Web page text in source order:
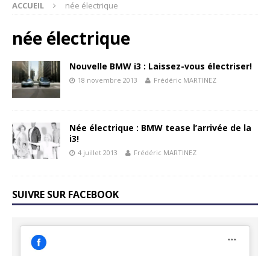
ACCUEIL née électrique
née électrique
Nouvelle BMW i3 : Laissez-vous électriser!
18 novembre 2013 Frédéric MARTINEZ
Née électrique : BMW tease l’arrivée de la
i3!
4 juillet 2013 Frédéric MARTINEZ
SUIVRE SUR FACEBOOK